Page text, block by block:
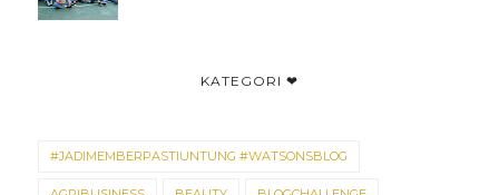
KATEGORI ❤
#JADIMEMBERPASTIUNTUNG #WATSONSBLOG